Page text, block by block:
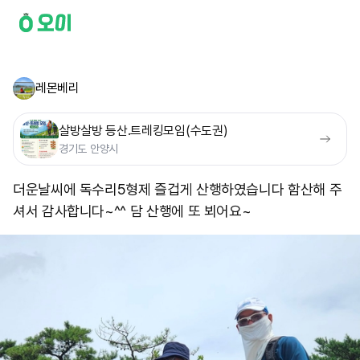
레몬베리
살방살방 등산.트레킹모임(수도권)
경기도 안양시
더운날씨에 독수리5형제 즐겁게 산행하였습니다 함산해 주
셔서 감사합니다~^^ 담 산행에 또 뵈어요~